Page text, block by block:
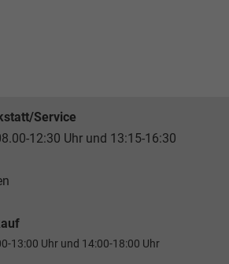
Service
12:30 Uhr und 13:15-16:30
13:00 Uhr und 14:00-18:00 Uhr